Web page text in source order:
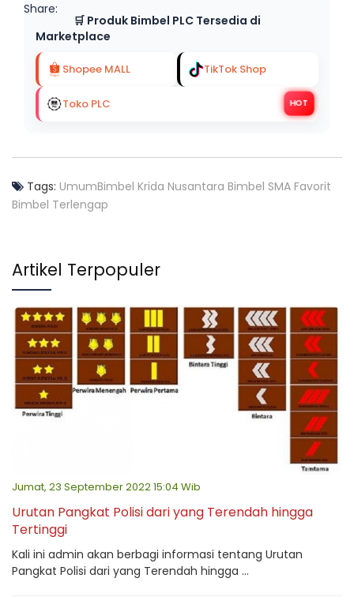
Share:
🛒 Produk Bimbel PLC Tersedia di
Marketplace
Shopee MALL TikTok Shop
HOT
Toko PLC
Tags: UmumBimbel Krida Nusantara Bimbel SMA Favorit
Bimbel Terlengap
Artikel Terpopuler
Jumat, 23 September 2022 15:04 Wib
Urutan Pangkat Polisi dari yang Terendah hingga
Tertinggi
Kali ini admin akan berbagi informasi tentang Urutan
Pangkat Polisi dari yang Terendah hingga ...